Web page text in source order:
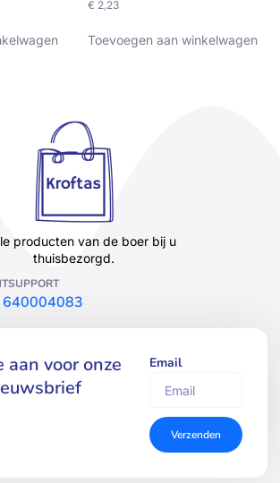
€ 2,23
Toevoegen aan winkelwagen
producten van de boer bij u
thuisbezorgd.
aan voor onze
Email
Verzenden